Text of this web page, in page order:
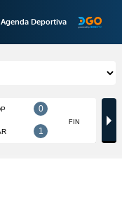
Agenda Deportiva